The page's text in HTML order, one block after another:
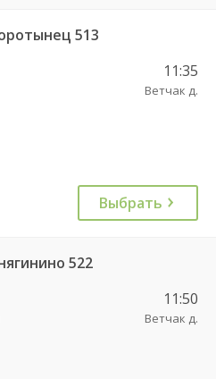
513
11:35
Ветчак д.
Выбрать
522
11:50
Ветчак д.